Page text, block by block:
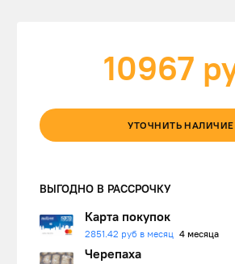
10967
УТОЧНИТЬ НАЛИЧИЕ
ВЫГОДНО В РАССРОЧКУ
Карта покупок
2851.42 руб в месяц 4 месяца
Черепаха